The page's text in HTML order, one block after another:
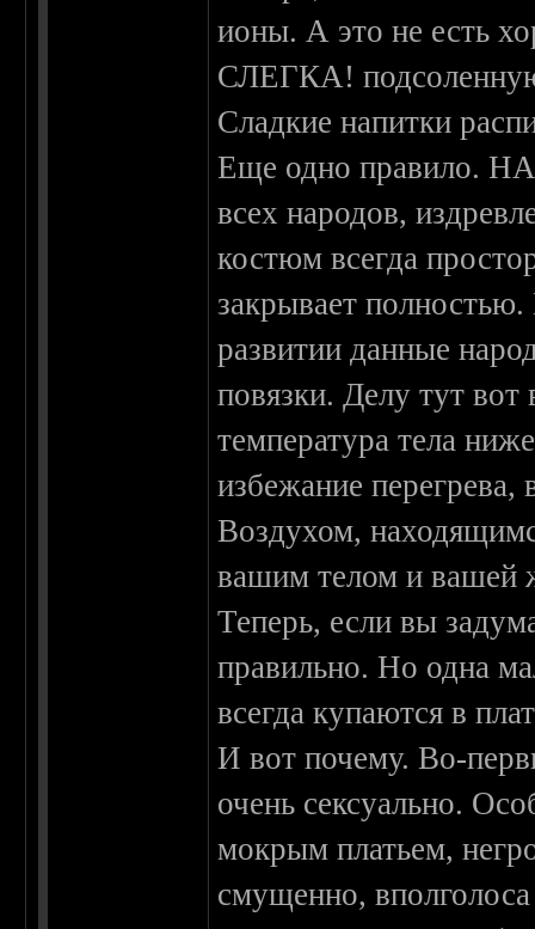
ионы. А это не есть
СЛЕГКА!
Сладкие напитки
Еще одно правило.
всех народов,
костюм всегда
закрывает
развитии данные
повязки. Делу тут
температура тела
избежание
Воздухом,
вашим телом и вашей
Теперь, если вы
правильно. Но одна
всегда купаются в
И вот почему. Во-
очень сексуально.
мокрым платьем,
смущенно,